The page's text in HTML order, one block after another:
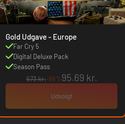
Gold Udgave - Europe
Far Cry 5
Digital Deluxe Pack
Season Pass
673 kr.-86%95.69 kr.
Udsolgt